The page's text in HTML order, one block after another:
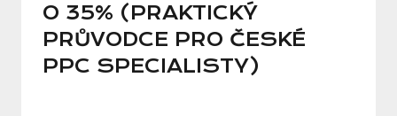
O 35% (PRAKTICKÝ
PRŮVODCE PRO ČESKÉ
PPC SPECIALISTY)